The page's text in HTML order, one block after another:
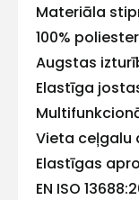
Materiāla
100%
Augstas
Elastīga
Vieta ceļgalu
Elastīgas
EN ISO